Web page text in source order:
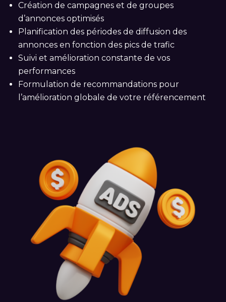
Création de campagnes et de groupes
d’annonces optimisés
Planification des périodes de diffusion des
annonces en fonction des pics de trafic
Suivi et amélioration constante de vos
performances
Formulation de recommandations pour
l’amélioration globale de votre référencement